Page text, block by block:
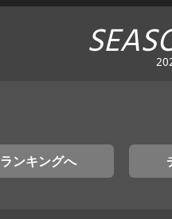
ランキングへ